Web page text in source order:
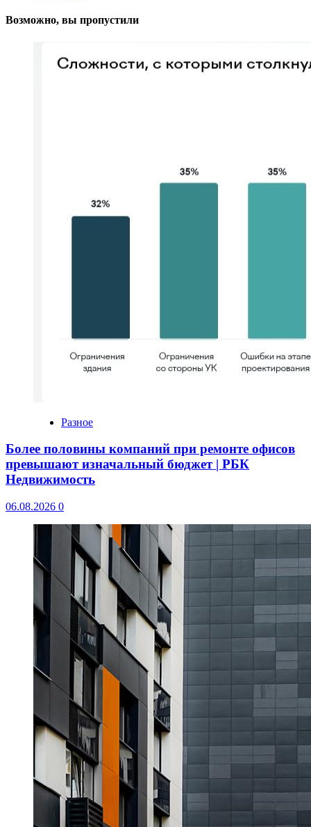
Возможно, вы пропустили
Разное
Более половины компаний при ремонте офисов
превышают изначальный бюджет | РБК
Недвижимость
06.08.2026 0